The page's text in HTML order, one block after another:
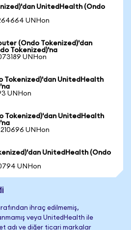
UnitedHealth (Ondo
UNHon
(Ondo Tokenized)'dan
Tokenized)'na
UNHon
Tokenized)'dan UnitedHealth
UNHon
Tokenized)'dan UnitedHealth
UNHon
UnitedHealth (Ondo
UNHon
ihraç edilmemiş,
veya UnitedHealth ile
adı ve diğer ticari markalar